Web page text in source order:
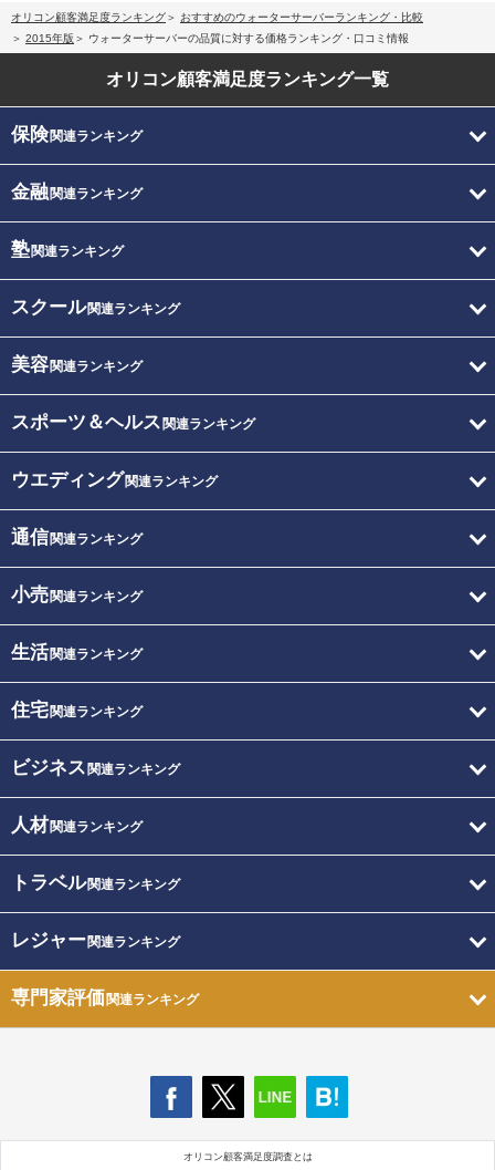
オリコン顧客満足度ランキング
おすすめのウォーターサーバーランキング・比較
2015年版
ウォーターサーバーの品質に対する価格ランキング・口コミ情報
オリコン顧客満足度ランキング一覧
保険関連ランキング
金融関連ランキング
塾関連ランキング
スクール関連ランキング
美容関連ランキング
スポーツ＆ヘルス 関連ランキング
ウエディング関連ランキング
通信関連ランキング
小売関連ランキング
生活関連ランキング
住宅関連ランキング
ビジネス 関連ランキング
人材関連ランキング
トラベル関連ランキング
レジャー関連ランキング
専門家評価関連ランキング
オリコン顧客満足度調査とは